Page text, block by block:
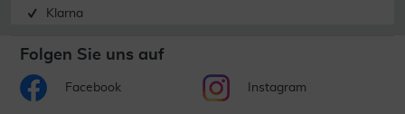
Klarna
Folgen Sie uns auf
Facebook Instagram